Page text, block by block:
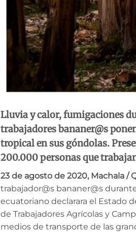
Lluvia y calor, fumigaciones
trabajadores bananer@s
tropical en sus góndolas.
200.000 personas que
23 de agosto de 2020, Machala /
trabajador@s bananer@s
ecuatoriano declarara el Estado
de Trabajadores Agrícolas y
medios de transporte de las